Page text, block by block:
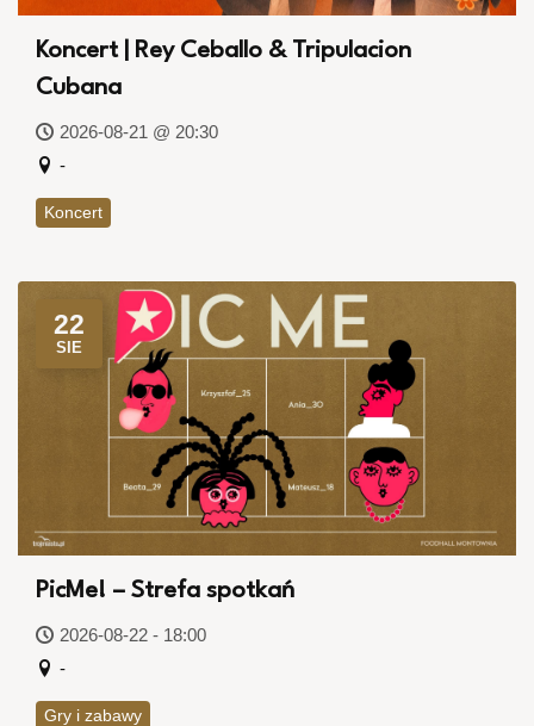
Koncert | Rey Ceballo & Tripulacion
Cubana
2026-08-21 @ 20:30
-
Koncert
22
SIE
PicMe! – Strefa spotkań
2026-08-22 - 18:00
-
Gry i zabawy